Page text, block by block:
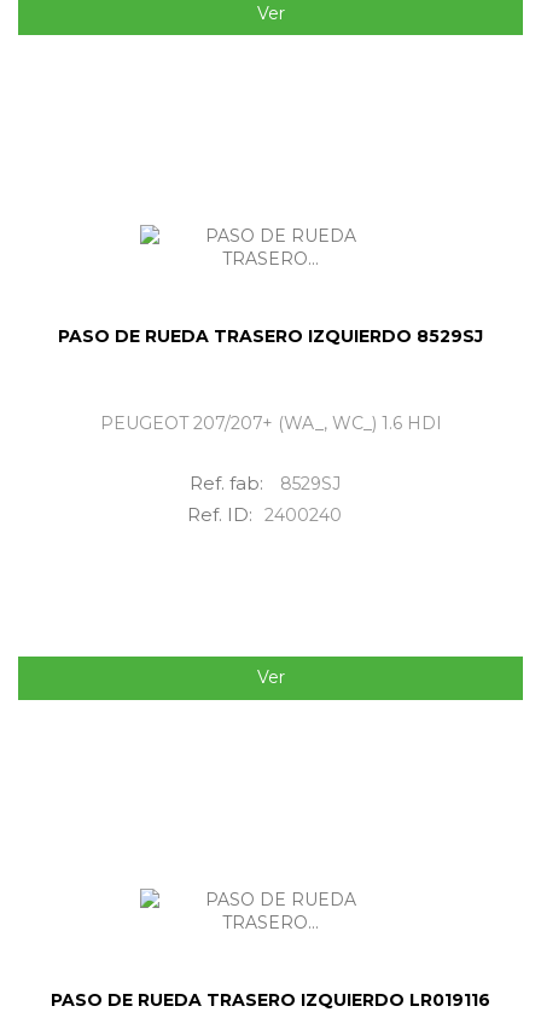
Ver
PASO DE RUEDA TRASERO IZQUIERDO 8529SJ
PEUGEOT 207/207+ (WA_, WC_) 1.6 HDI
Ref. fab: 8529SJ
Ref. ID: 2400240
Ver
PASO DE RUEDA TRASERO IZQUIERDO LR019116